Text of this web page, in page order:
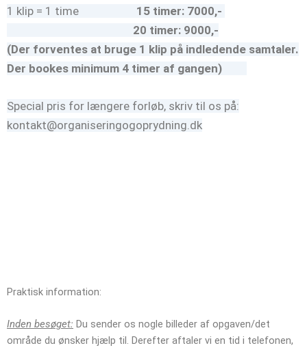
1 klip = 1 time 15 timer: 7000,-
20 timer: 9000,-
(Der forventes at bruge 1 klip på indledende samtaler.
Der bookes minimum 4 timer af gangen)
Special pris for længere forløb, skriv til os på:
kontakt@organiseringogoprydning.dk
Praktisk information:
Inden besøget: Du sender os nogle billeder af opgaven/det
område du ønsker hjælp til. Derefter aftaler vi en tid i telefonen,